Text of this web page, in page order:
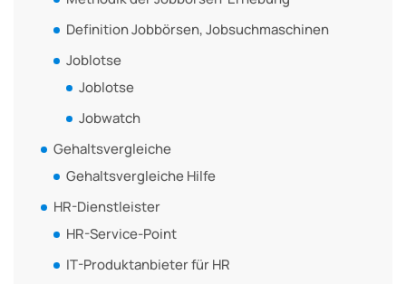
Definition Jobbörsen, Jobsuchmaschinen
Joblotse
Joblotse
Jobwatch
Gehaltsvergleiche
Gehaltsvergleiche Hilfe
HR-Dienstleister
HR-Service-Point
IT-Produktanbieter für HR